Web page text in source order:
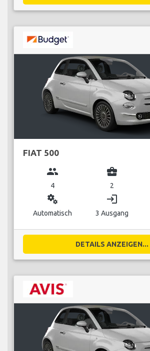
FIAT 500
group
4
business_center
2
miscellaneous_services
Automatisch
login
3 Ausgang
DETAILS ANZEIGEN...